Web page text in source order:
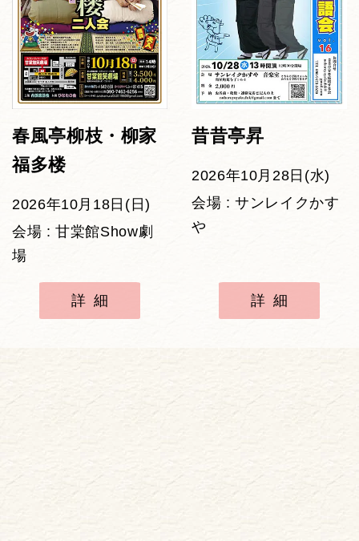
春風亭柳枝・柳家
福多楼
2026年10月18日(日)
会場 : 甘棠館Show劇
場
詳細
昔昔亭昇
2026年10月28日(水)
会場 : サンレイクかす
や
詳細